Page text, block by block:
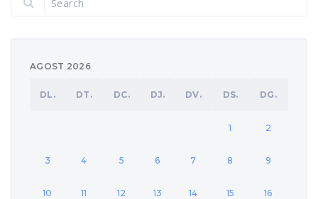
AGOST 2026
DL. DT. DC. DJ. DV. DS. DG.
1 2
3 4 5 6 7 8 9
10 11 12 13 14 15 16